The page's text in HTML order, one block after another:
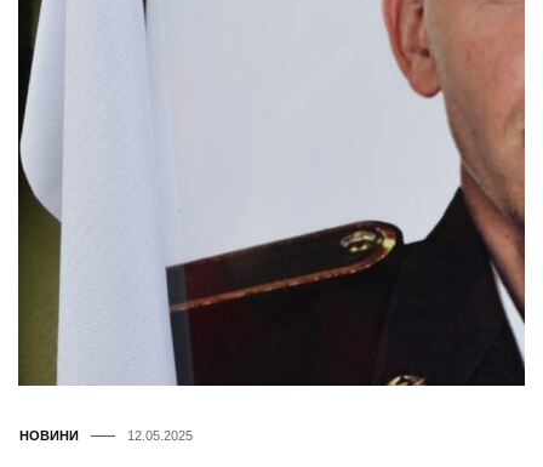
НОВИНИ 12.05.2025